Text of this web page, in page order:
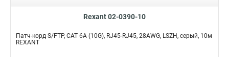
Rexant 02-0390-10
Патч-корд S/FTP, CAT 6A (10G), RJ45-RJ45, 28AWG, LSZH, серый, 10м
REXANT